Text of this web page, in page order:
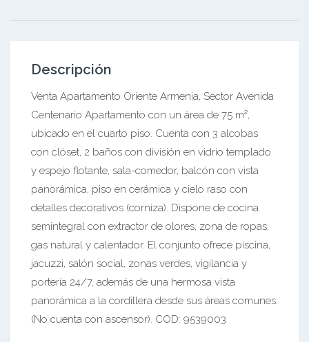
Descripción
Venta Apartamento Oriente Armenia, Sector Avenida
Centenario Apartamento con un área de 75 m²,
ubicado en el cuarto piso. Cuenta con 3 alcobas
con clóset, 2 baños con división en vidrio templado
y espejo flotante, sala-comedor, balcón con vista
panorámica, piso en cerámica y cielo raso con
detalles decorativos (corniza). Dispone de cocina
semintegral con extractor de olores, zona de ropas,
gas natural y calentador. El conjunto ofrece piscina,
jacuzzi, salón social, zonas verdes, vigilancia y
portería 24/7, además de una hermosa vista
panorámica a la cordillera desde sus áreas comunes.
(No cuenta con ascensor). COD: 9539003